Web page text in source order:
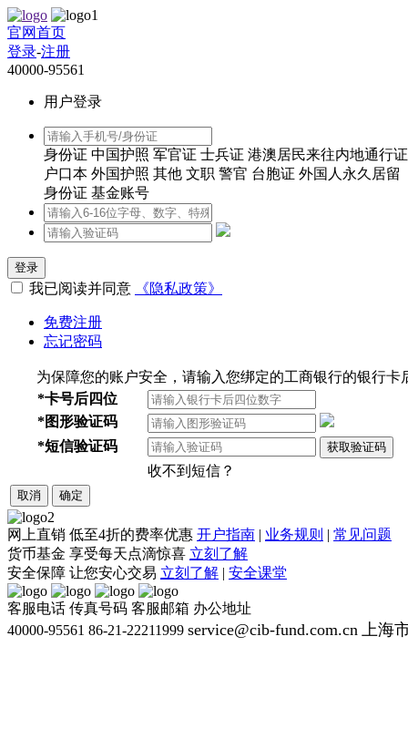
官网首页
登录-注册
40000-95561
用户登录
身份证 中国护照 军官证 士兵证 港澳居民来往内地通行证
户口本 外国护照 其他 文职 警官 台胞证 外国人永久居留
身份证 基金账号
登录
我已阅读并同意 《隐私政策》
免费注册
忘记密码
为保障您的账户安全，请输入您绑定的工商银行的银行卡
*卡号后四位
*图形验证码
*短信验证码 获取验证码
收不到短信？
取消 确定
网上直销 低至4折的费率优惠 开户指南 | 业务规则 | 常见问题
货币基金 享受每天点滴惊喜 立刻了解
安全保障 让您安心交易 立刻了解 | 安全课堂
客服电话 传真号码 客服邮箱 办公地址
40000-95561 86-21-22211999 service@cib-fund.com.cn 上海